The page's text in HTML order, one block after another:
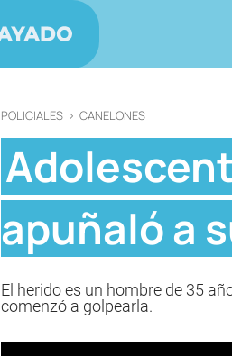
POLICIALES > CANELONES
apuñaló a
El herido es un hombre de 35
comenzó a golpearla.